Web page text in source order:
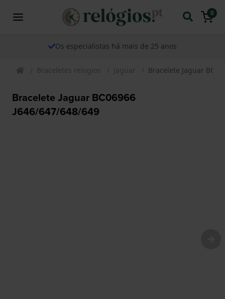
0
Os especialistas há mais de 25 anos
Braceletes relogios Jaguar Bracelete Jaguar
Bracelete Jaguar BC06966
J646/647/648/649